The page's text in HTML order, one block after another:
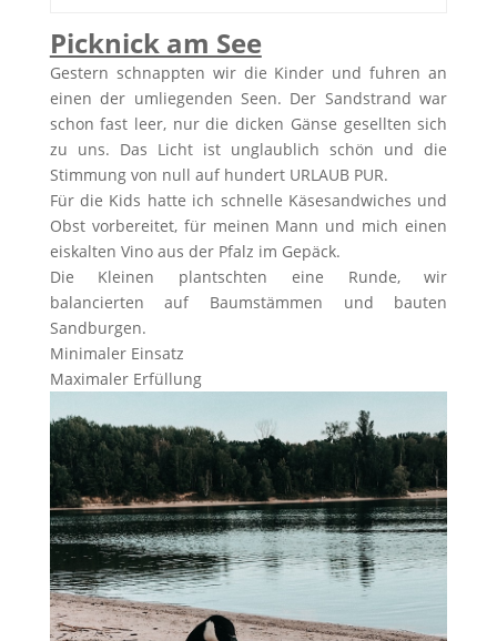
Picknick am See
Gestern schnappten wir die Kinder und fuhren an
einen der umliegenden Seen. Der Sandstrand war
schon fast leer, nur die dicken Gänse gesellten sich
zu uns. Das Licht ist unglaublich schön und die
Stimmung von null auf hundert URLAUB PUR.
Für die Kids hatte ich schnelle Käsesandwiches und
Obst vorbereitet, für meinen Mann und mich einen
eiskalten Vino aus der Pfalz im Gepäck.
Die Kleinen plantschten eine Runde, wir
balancierten auf Baumstämmen und bauten
Sandburgen.
Minimaler Einsatz
Maximaler Erfüllung